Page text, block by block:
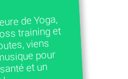
de Yoga,
training et
viens
pour
et un